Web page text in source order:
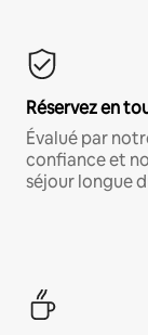
Réservez en
Évalué par
confiance et
séjour longue